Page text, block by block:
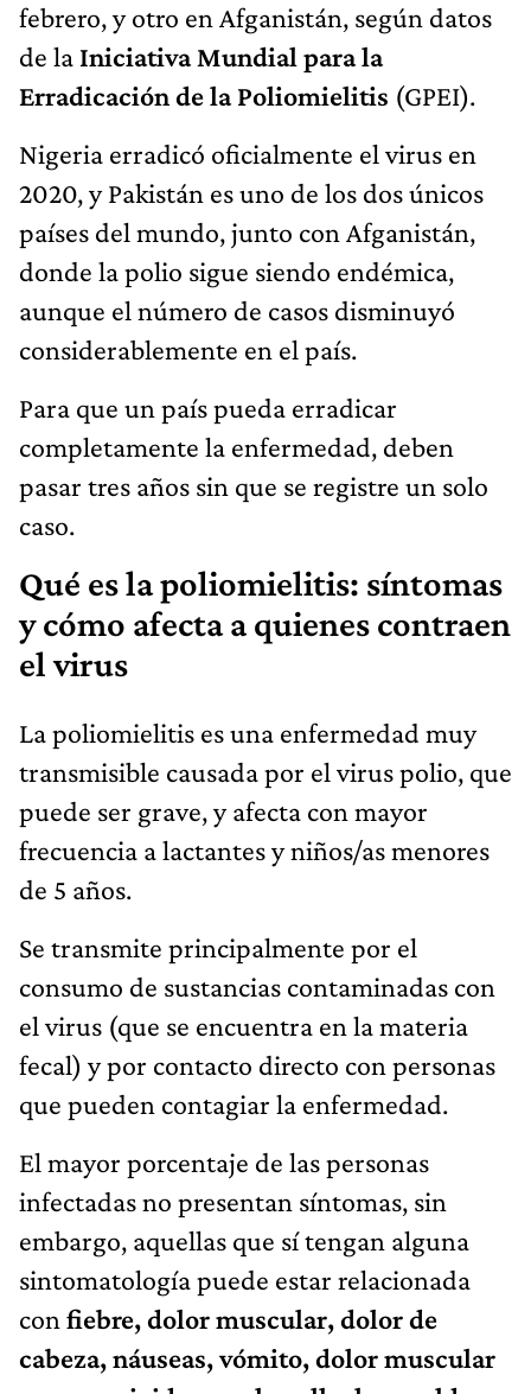
febrero, y otro en Afganistán, según datos
de la Iniciativa Mundial para la
Erradicación de la Poliomielitis (GPEI).
Nigeria erradicó oficialmente el virus en
2020, y Pakistán es uno de los dos únicos
países del mundo, junto con Afganistán,
donde la polio sigue siendo endémica,
aunque el número de casos disminuyó
considerablemente en el país.
Para que un país pueda erradicar
completamente la enfermedad, deben
pasar tres años sin que se registre un solo
caso.
Qué es la poliomielitis: síntomas
y cómo afecta a quienes contraen
el virus
La poliomielitis es una enfermedad muy
transmisible causada por el virus polio, que
puede ser grave, y afecta con mayor
frecuencia a lactantes y niños/as menores
de 5 años.
Se transmite principalmente por el
consumo de sustancias contaminadas con
el virus (que se encuentra en la materia
fecal) y por contacto directo con personas
que pueden contagiar la enfermedad.
El mayor porcentaje de las personas
infectadas no presentan síntomas, sin
embargo, aquellas que sí tengan alguna
sintomatología puede estar relacionada
con fiebre, dolor muscular, dolor de
cabeza, náuseas, vómito, dolor muscular